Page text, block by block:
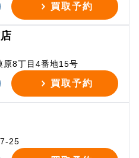
買取予約
原8丁目4番地15号
買取予約
25